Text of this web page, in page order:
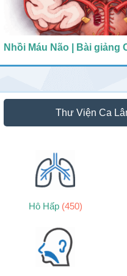
Nhồi Máu Não | Bài giảng
Thư Viện Ca
Hô Hấp (450)